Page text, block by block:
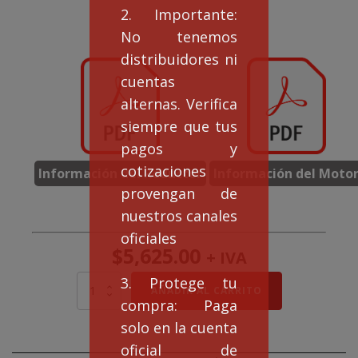
2. Importante:
No tenemos
distribuidores ni
cuentas
alternas. Verifica
siempre que tus
pagos y
cotizaciones
provengan de
nuestros canales
oficiales
3. Protege tu
compra: Paga
solo en la cuenta
oficial de
Información del Reductor Información del Motor
Motorreductor
AÑADIR AL CARRITO